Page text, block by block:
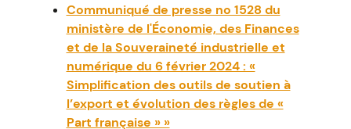
Communiqué de presse no 1528 du
ministère de l'Économie, des Finances
et de la Souveraineté industrielle et
numérique du 6 février 2024 : «
Simplification des outils de soutien à
l’export et évolution des règles de «
Part française » »